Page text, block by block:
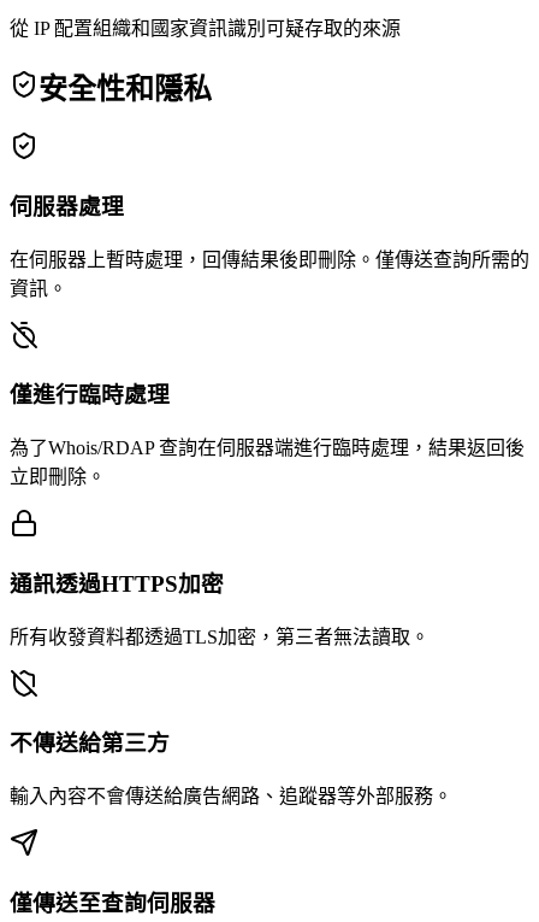
從 IP 配置組織和國家資訊識別可疑存取的來源
安全性和隱私
伺服器處理
在伺服器上暫時處理，回傳結果後即刪除。僅傳送查詢所需的
資訊。
僅進行臨時處理
為了Whois/RDAP 查詢在伺服器端進行臨時處理，結果返回後
立即刪除。
通訊透過HTTPS加密
所有收發資料都透過TLS加密，第三者無法讀取。
不傳送給第三方
輸入內容不會傳送給廣告網路、追蹤器等外部服務。
僅傳送至查詢伺服器